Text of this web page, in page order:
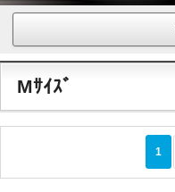
Mｻｲｽﾞ
1